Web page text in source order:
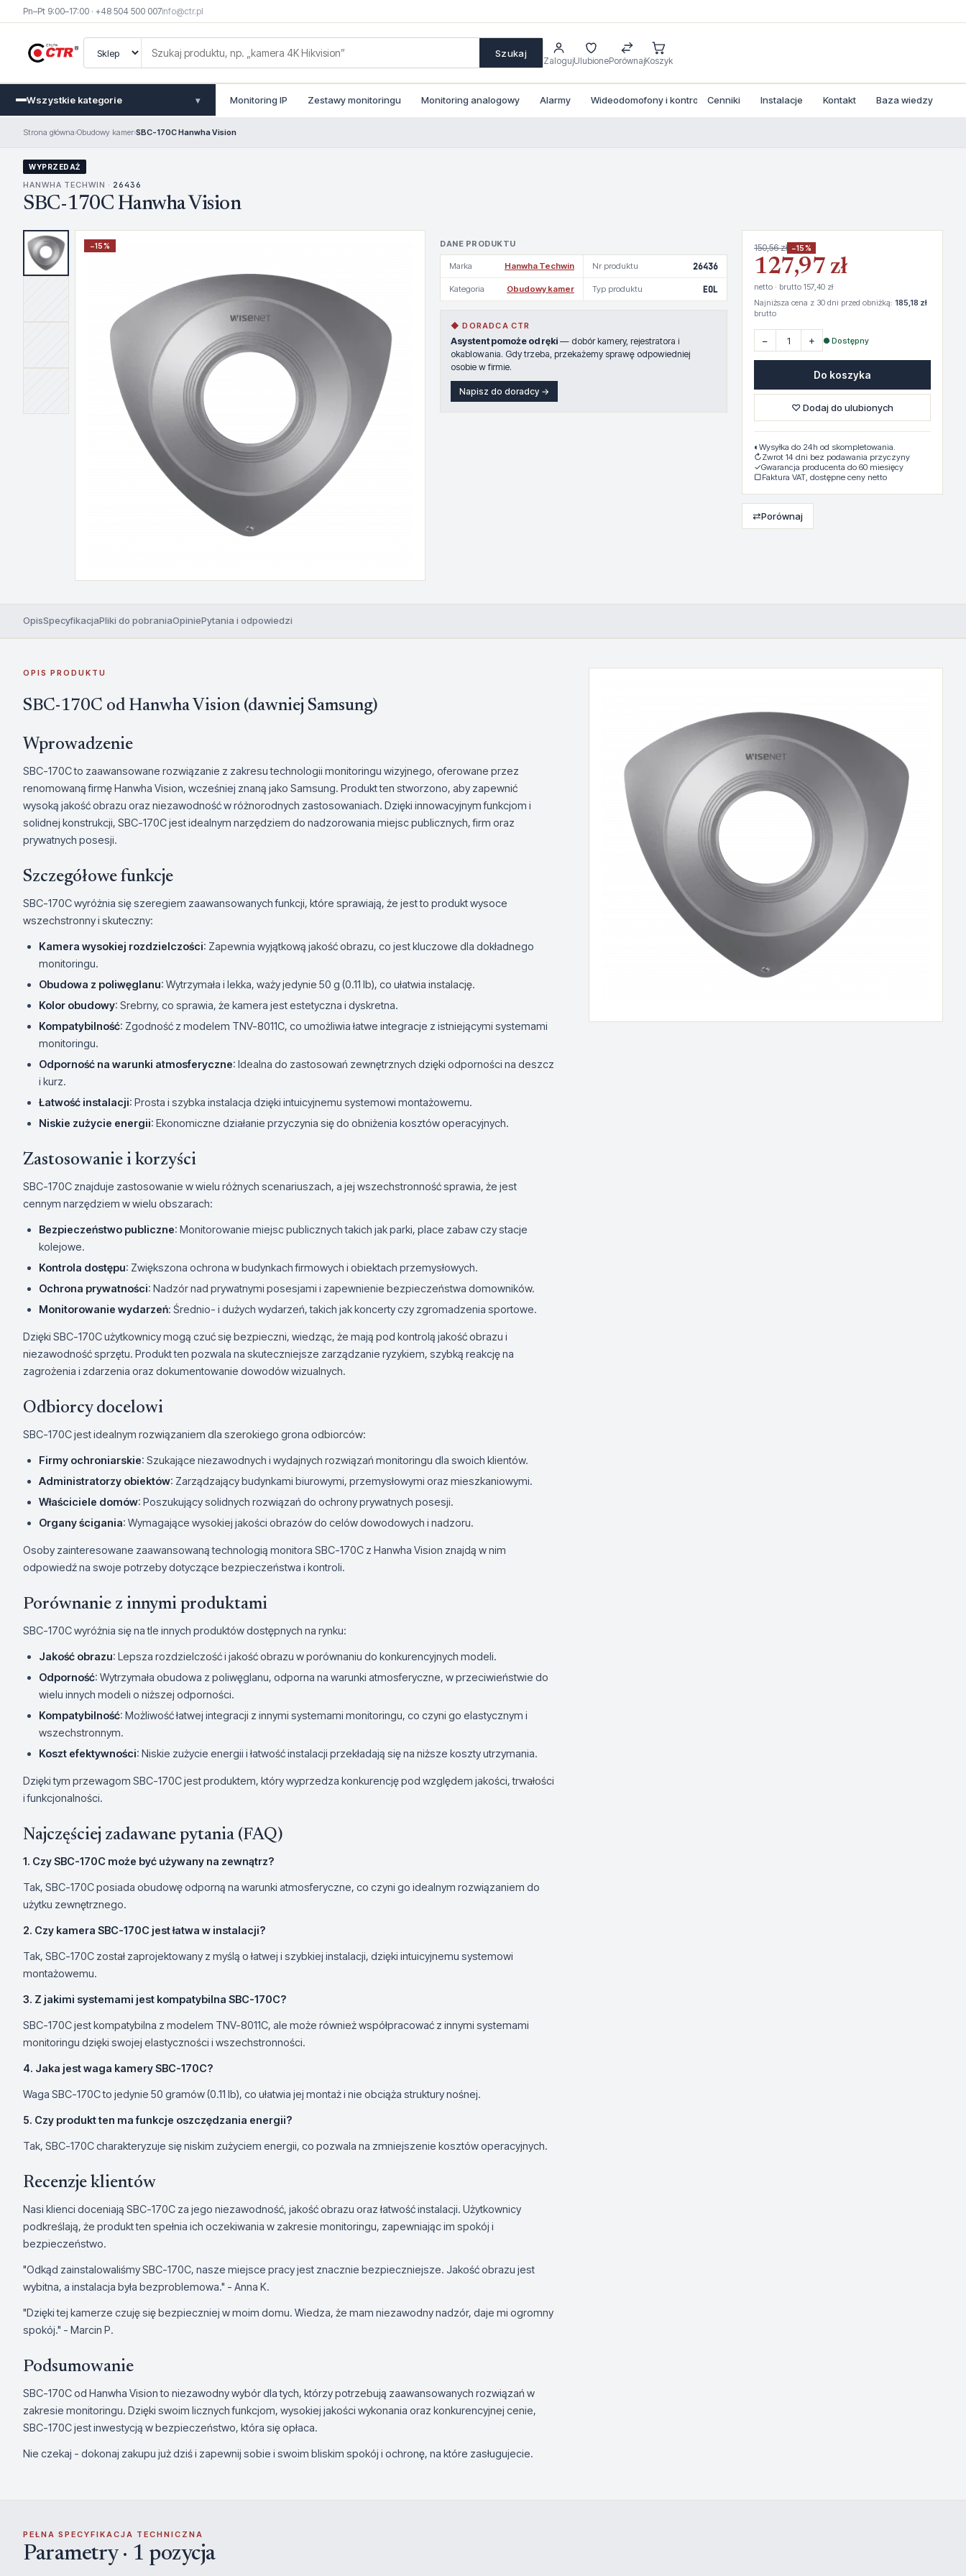
Pn–Pt 9:00–17:00 · +48 504 500 007info@ctr.pl
Szukaj
ZalogujUlubionePorównajKoszyk
Wszystkie kategorie ▾ Monitoring IP Zestawy monitoringu Monitoring analogowy Alarmy Wideodomofony i kontrola dostepu
Cenniki Instalacje Kontakt Baza wiedzy
Strona główna›Obudowy kamer›SBC-170C Hanwha Vision
WYPRZEDAŻ
HANWHA TECHWIN · 26436
SBC-170C Hanwha Vision
−15% DANE PRODUKTU
Marka Hanwha Techwin Nr produktu 26436
Kategoria Obudowy kamer Typ produktu EOL
◆ DORADCA CTR
Asystent pomoże od ręki — dobór kamery, rejestratora i
okablowania. Gdy trzeba, przekażemy sprawę odpowiedniej
osobie w firmie.
Napisz do doradcy →
150,56 zł −15%
127,97 zł
netto · brutto 157,40 zł
Najniższa cena z 30 dni przed obniżką: 185,18 zł
brutto
− + ● Dostępny
Do koszyka
♡ Dodaj do ulubionych
◐ Wysyłka do 24h od skompletowania.
↻Zwrot 14 dni bez podawania przyczyny
✓Gwarancja producenta do 60 miesięcy
▢Faktura VAT, dostępne ceny netto
⇄Porównaj
OpisSpecyfikacjaPliki do pobraniaOpiniePytania i odpowiedzi
OPIS PRODUKTU
SBC-170C od Hanwha Vision (dawniej Samsung)
Wprowadzenie
SBC-170C to zaawansowane rozwiązanie z zakresu technologii monitoringu wizyjnego, oferowane przez
renomowaną firmę Hanwha Vision, wcześniej znaną jako Samsung. Produkt ten stworzono, aby zapewnić
wysoką jakość obrazu oraz niezawodność w różnorodnych zastosowaniach. Dzięki innowacyjnym funkcjom i
solidnej konstrukcji, SBC-170C jest idealnym narzędziem do nadzorowania miejsc publicznych, firm oraz
prywatnych posesji.
Szczegółowe funkcje
SBC-170C wyróżnia się szeregiem zaawansowanych funkcji, które sprawiają, że jest to produkt wysoce
wszechstronny i skuteczny:
Kamera wysokiej rozdzielczości: Zapewnia wyjątkową jakość obrazu, co jest kluczowe dla dokładnego
monitoringu.
Obudowa z poliwęglanu: Wytrzymała i lekka, waży jedynie 50 g (0.11 lb), co ułatwia instalację.
Kolor obudowy: Srebrny, co sprawia, że kamera jest estetyczna i dyskretna.
Kompatybilność: Zgodność z modelem TNV-8011C, co umożliwia łatwe integracje z istniejącymi systemami
monitoringu.
Odporność na warunki atmosferyczne: Idealna do zastosowań zewnętrznych dzięki odporności na deszcz
i kurz.
Łatwość instalacji: Prosta i szybka instalacja dzięki intuicyjnemu systemowi montażowemu.
Niskie zużycie energii: Ekonomiczne działanie przyczynia się do obniżenia kosztów operacyjnych.
Zastosowanie i korzyści
SBC-170C znajduje zastosowanie w wielu różnych scenariuszach, a jej wszechstronność sprawia, że jest
cennym narzędziem w wielu obszarach:
Bezpieczeństwo publiczne: Monitorowanie miejsc publicznych takich jak parki, place zabaw czy stacje
kolejowe.
Kontrola dostępu: Zwiększona ochrona w budynkach firmowych i obiektach przemysłowych.
Ochrona prywatności: Nadzór nad prywatnymi posesjami i zapewnienie bezpieczeństwa domowników.
Monitorowanie wydarzeń: Średnio- i dużych wydarzeń, takich jak koncerty czy zgromadzenia sportowe.
Dzięki SBC-170C użytkownicy mogą czuć się bezpieczni, wiedząc, że mają pod kontrolą jakość obrazu i
niezawodność sprzętu. Produkt ten pozwala na skuteczniejsze zarządzanie ryzykiem, szybką reakcję na
zagrożenia i zdarzenia oraz dokumentowanie dowodów wizualnych.
Odbiorcy docelowi
SBC-170C jest idealnym rozwiązaniem dla szerokiego grona odbiorców:
Firmy ochroniarskie: Szukające niezawodnych i wydajnych rozwiązań monitoringu dla swoich klientów.
Administratorzy obiektów: Zarządzający budynkami biurowymi, przemysłowymi oraz mieszkaniowymi.
Właściciele domów: Poszukujący solidnych rozwiązań do ochrony prywatnych posesji.
Organy ścigania: Wymagające wysokiej jakości obrazów do celów dowodowych i nadzoru.
Osoby zainteresowane zaawansowaną technologią monitora SBC-170C z Hanwha Vision znajdą w nim
odpowiedź na swoje potrzeby dotyczące bezpieczeństwa i kontroli.
Porównanie z innymi produktami
SBC-170C wyróżnia się na tle innych produktów dostępnych na rynku:
Jakość obrazu: Lepsza rozdzielczość i jakość obrazu w porównaniu do konkurencyjnych modeli.
Odporność: Wytrzymała obudowa z poliwęglanu, odporna na warunki atmosferyczne, w przeciwieństwie do
wielu innych modeli o niższej odporności.
Kompatybilność: Możliwość łatwej integracji z innymi systemami monitoringu, co czyni go elastycznym i
wszechstronnym.
Koszt efektywności: Niskie zużycie energii i łatwość instalacji przekładają się na niższe koszty utrzymania.
Dzięki tym przewagom SBC-170C jest produktem, który wyprzedza konkurencję pod względem jakości, trwałości
i funkcjonalności.
Najczęściej zadawane pytania (FAQ)
1. Czy SBC-170C może być używany na zewnątrz?
Tak, SBC-170C posiada obudowę odporną na warunki atmosferyczne, co czyni go idealnym rozwiązaniem do
użytku zewnętrznego.
2. Czy kamera SBC-170C jest łatwa w instalacji?
Tak, SBC-170C został zaprojektowany z myślą o łatwej i szybkiej instalacji, dzięki intuicyjnemu systemowi
montażowemu.
3. Z jakimi systemami jest kompatybilna SBC-170C?
SBC-170C jest kompatybilna z modelem TNV-8011C, ale może również współpracować z innymi systemami
monitoringu dzięki swojej elastyczności i wszechstronności.
4. Jaka jest waga kamery SBC-170C?
Waga SBC-170C to jedynie 50 gramów (0.11 lb), co ułatwia jej montaż i nie obciąża struktury nośnej.
5. Czy produkt ten ma funkcje oszczędzania energii?
Tak, SBC-170C charakteryzuje się niskim zużyciem energii, co pozwala na zmniejszenie kosztów operacyjnych.
Recenzje klientów
Nasi klienci doceniają SBC-170C za jego niezawodność, jakość obrazu oraz łatwość instalacji. Użytkownicy
podkreślają, że produkt ten spełnia ich oczekiwania w zakresie monitoringu, zapewniając im spokój i
bezpieczeństwo.
"Odkąd zainstalowaliśmy SBC-170C, nasze miejsce pracy jest znacznie bezpieczniejsze. Jakość obrazu jest
wybitna, a instalacja była bezproblemowa." - Anna K.
"Dzięki tej kamerze czuję się bezpieczniej w moim domu. Wiedza, że mam niezawodny nadzór, daje mi ogromny
spokój." - Marcin P.
Podsumowanie
SBC-170C od Hanwha Vision to niezawodny wybór dla tych, którzy potrzebują zaawansowanych rozwiązań w
zakresie monitoringu. Dzięki swoim licznych funkcjom, wysokiej jakości wykonania oraz konkurencyjnej cenie,
SBC-170C jest inwestycją w bezpieczeństwo, która się opłaca.
Nie czekaj - dokonaj zakupu już dziś i zapewnij sobie i swoim bliskim spokój i ochronę, na które zasługujecie.
PEŁNA SPECYFIKACJA TECHNICZNA
Parametry · 1 pozycja